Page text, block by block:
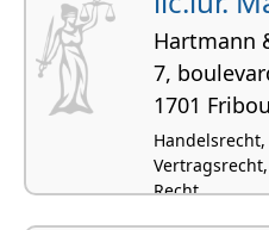
Hartmann
7,
1701
Recht